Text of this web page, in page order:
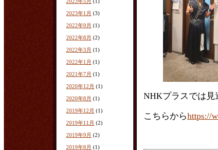
2023年1月 (3)
2022年9月 (1)
2022年8月 (2)
2022年3月 (1)
2022年1月 (1)
2021年7月 (1)
2020年12月 (1)
2020年8月 (1)
2019年12月 (1)
2019年11月 (2)
2019年9月 (2)
2019年8月 (1)
NHKプラスでは
こちらからhttps://